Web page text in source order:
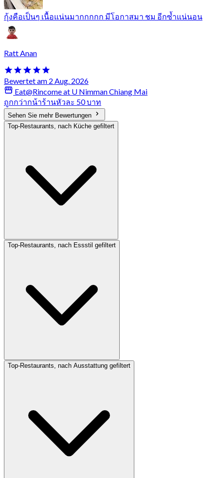
กุ้งคือเป็นๆ เนื้อแน่นมากกกกก มีโอกาสมา ชม อีกซ้ำแน่นอน
Ratt Anan
Bewertet am 2 Aug. 2026
Eat@Rincome at U Nimman Chiang Mai
ถูกกว่ากน้าร้านหัวละ 50 บาท
Sehen Sie mehr Bewertungen
Top-Restaurants, nach Küche gefiltert
Top-Restaurants, nach Essstil gefiltert
Top-Restaurants, nach Ausstattung gefiltert